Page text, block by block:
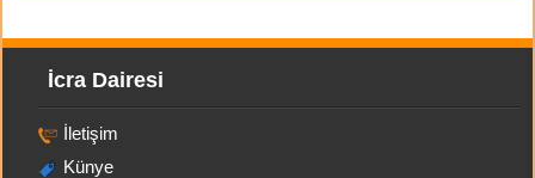
İcra Dairesi
İletişim
Künye